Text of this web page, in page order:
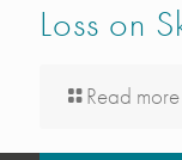
Loss on
Read more